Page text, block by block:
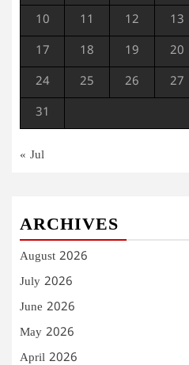
10 11 12 13
17 18 19 20
24 25 26 27
31
« Jul
ARCHIVES
August 2026
July 2026
June 2026
May 2026
April 2026